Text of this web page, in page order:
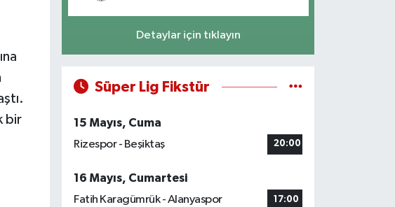
bir
Detaylar için tıklayın
Süper Lig Fikstür
15 Mayıs, Cuma
Rizespor - Beşiktaş
20:00
16 Mayıs, Cumartesi
Fatih Karagümrük - Alanyaspor
17:00